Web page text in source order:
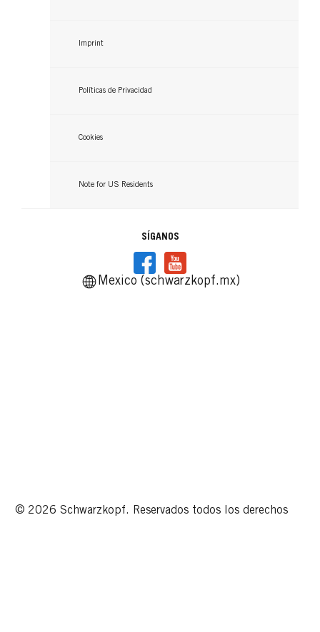
Imprint
Políticas de Privacidad
Cookies
Note for US Residents
SÍGANOS
Mexico (schwarzkopf.mx)
© 2026 Schwarzkopf. Reservados todos los derechos